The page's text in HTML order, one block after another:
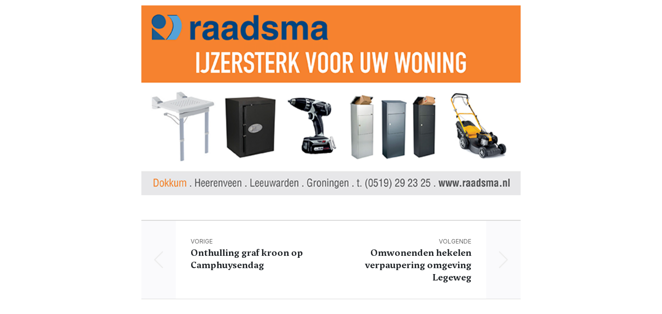
VORIGE
Onthulling graf kroon op
Camphuysendag
VOLGENDE
Omwonenden hekelen
verpaupering omgeving
Legeweg